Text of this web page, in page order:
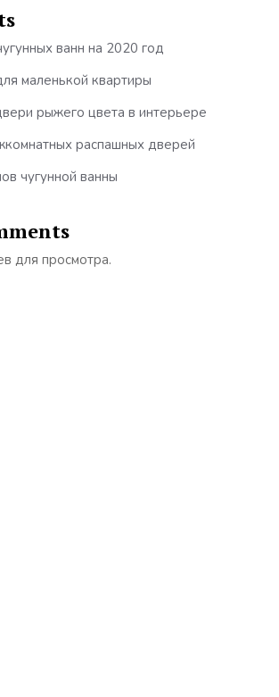
ванн на 2020 год
маленькой квартиры
рыжего цвета в интерьере
распашных дверей
чугунной ванны
для просмотра.